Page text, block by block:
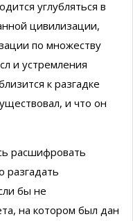
углубляться в
цивилизации,
по множеству
и устремления
к разгадке
и что он
расшифровать
разгадать
бы не
на котором был дан